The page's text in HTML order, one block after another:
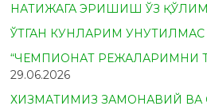
НАТИЖАГА ЭРИШИШ ЎЗ
ЎТГАН КУНЛАРИМ УНУТИЛМАС
“ЧЕМПИОНАТ РЕЖАЛАРИМНИ
29.06.2026
ХИЗМАТИМИЗ ЗАМОНАВИЙ ВА